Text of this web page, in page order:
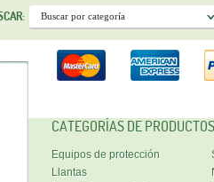
CATEGORÍAS DE PRODUCTOS
Equipos de protección
Llantas